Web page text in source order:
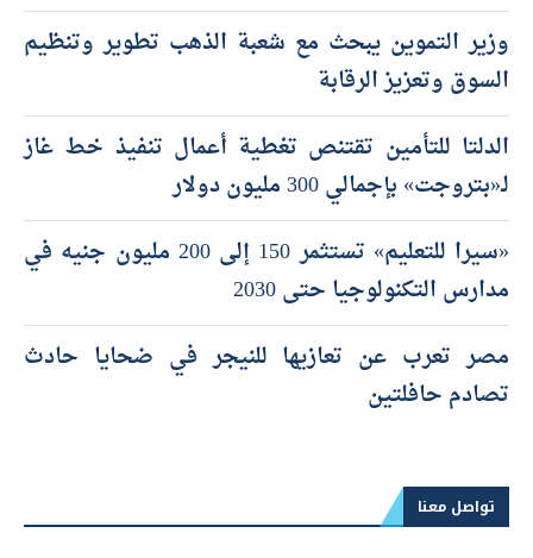
وزير التموين يبحث مع شعبة الذهب تطوير وتنظيم
السوق وتعزيز الرقابة
الدلتا للتأمين تقتنص تغطية أعمال تنفيذ خط غاز
لـ«بتروجت» بإجمالي 300 مليون دولار
«سيرا للتعليم» تستثمر 150 إلى 200 مليون جنيه في
مدارس التكنولوجيا حتى 2030
مصر تعرب عن تعازيها للنيجر في ضحايا حادث
تصادم حافلتين
تواصل معنا